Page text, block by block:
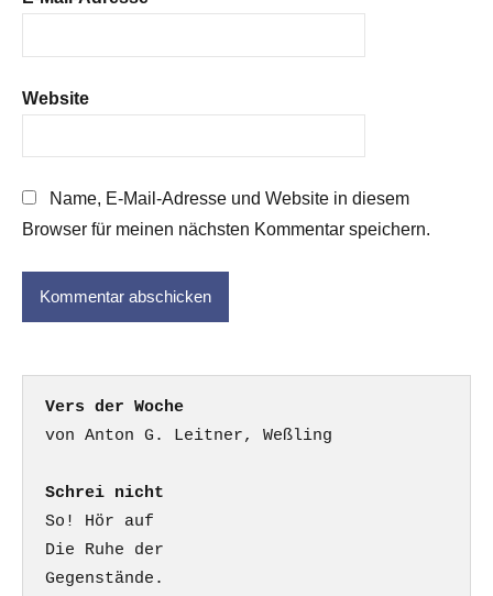
Website
Name, E-Mail-Adresse und Website in diesem
Browser für meinen nächsten Kommentar speichern.
Vers der Woche
Schrei nicht
So! Hör auf
Die Ruhe der
Gegenstände.